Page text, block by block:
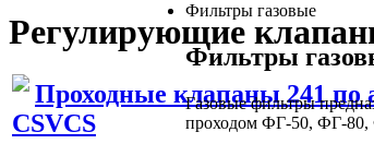
Фильтры газовые
Фильтры
Газовые фильтры
проходом ФГ-50, ФГ-80,
Регулирующие
Проходные клапаны 241 по
CSVCS